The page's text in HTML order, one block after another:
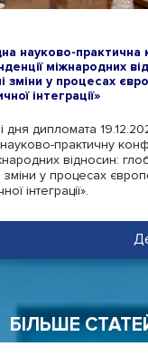
науково-практична
міжнародних
зміни у процесах
інтеграції»
дипломата
практичну
відносин:
зміни у процесах
інтеграції».
БІЛЬШЕ